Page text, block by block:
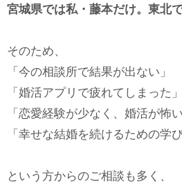
宮城県では私・藤本だけ。東北
そのため、
「今の相談所で結果が出ない」
「婚活アプリで疲れてしまった」
「恋愛経験が少なく、婚活が怖い
「幸せな結婚を続けるための学
という方からのご相談も多く、